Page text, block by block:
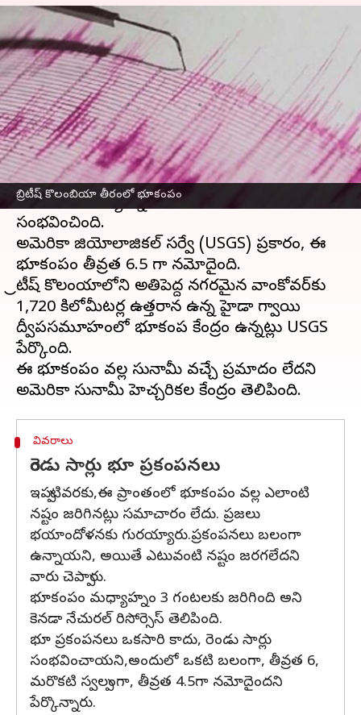
బ్రిటీష్ కొలంబియా తీరంలో భూకంపం
Earthquake: బ్రిటీష్ కొలంబియా
తీరంలో భూకంపం.. తీవ్రత 6.5గా
నమోదు
వ్రాసిన వారు Sirish Praharaju Sep 16, 2024 10:35 am
ఈ వార్తాకథనం ఏంటి
బ్రిటీష్ కొలంబియా,కెనడాతీర ప్రాంతంలోని ఉత్తర కోస్తాలో
ఆదివారం మధ్యాహ్నం భారీభూకంపం
సంభవించింది.
అమెరికా జియోలాజికల్ సర్వే (USGS) ప్రకారం, ఈ
భూకంపం తీవ్రత 6.5 గా నమోదైంది.
బ్రిటీష్ కొలంబియాలోని అతిపెద్ద నగరమైన వాంకోవర్‌కు
1,720 కిలోమీటర్ల ఉత్తరాన ఉన్న హైడా గ్వాయి
ద్వీపసమూహంలో భూకంప కేంద్రం ఉన్నట్లు USGS
పేర్కొంది.
ఈ భూకంపం వల్ల సునామీ వచ్చే ప్రమాదం లేదని
వివరాలు
రెండు సార్లు భూ ప్రకంపనలు
ఇప్పటివరకు,ఈ ప్రాంతంలో భూకంపం వల్ల ఎలాంటి
నష్టం జరిగినట్లు సమాచారం లేదు. ప్రజలు
భయాందోళనకు గురయ్యారు.ప్రకంపనలు బలంగా
ఉన్నాయని, అయితే ఎటువంటి నష్టం జరగలేదని
వారు చెప్పారు.
భూకంపం మధ్యాహ్నం 3 గంటలకు జరిగింది అని
కెనడా నేచురల్ రిసోర్సెస్ తెలిపింది.
భూ ప్రకంపనలు ఒకసారి కాదు, రెండు సార్లు
సంభవించాయని,అందులో ఒకటి బలంగా, తీవ్రత 6,
మరొకటి స్వల్పంగా, తీవ్రత 4.5గా నమోదైందని
పేర్కొన్నారు.